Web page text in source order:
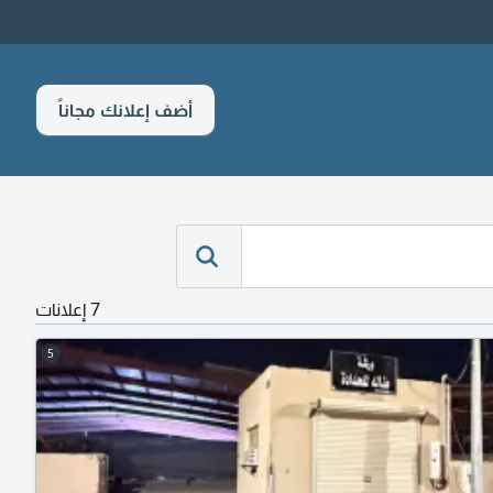
أضف إعلانك مجاناً
7 إعلانات
5